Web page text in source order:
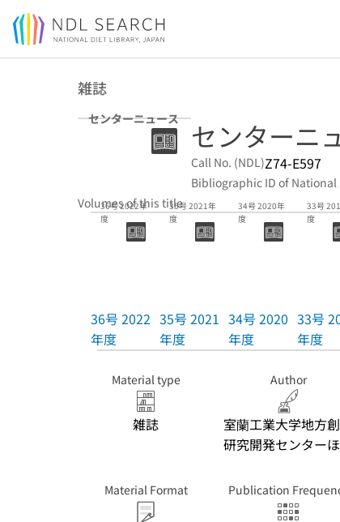
Jump to main content
雑誌
センターニュース センターニ
Call No. (NDL)Z74-E597
Bibliographic ID of
Volumes of this title
36号 2022年
度
36号 2022
年度
35号 2021年
度
35号 2021
年度
34号 2020年
度
34号 2020
年度
33号 2019年
度
33号
年度
Material type
雑誌
Author
室蘭工業大学地方
研究開発センター
Material Format Publication